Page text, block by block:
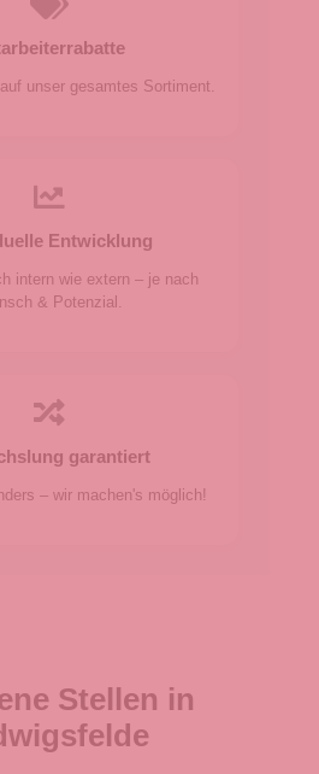
unser gesamtes Sortiment.
Entwicklung
intern wie extern – je nach
& Potenzial.
garantiert
– wir machen's möglich!
Stellen in